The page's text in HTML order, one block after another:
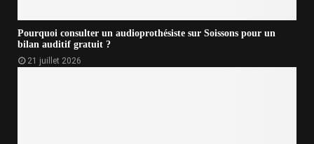
Pourquoi consulter un audioprothésiste sur Soissons pour un
bilan auditif gratuit ?
21 juillet 2026